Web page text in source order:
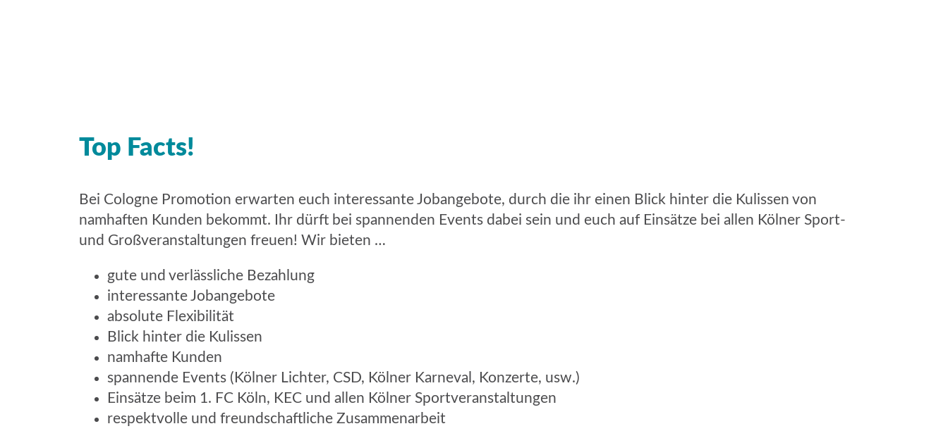
Top Facts!​
Bei Cologne Promotion erwarten euch interessante Jobangebote, durch die ihr einen Blick hinter die Kulissen von
namhaften Kunden bekommt. Ihr dürft bei spannenden Events dabei sein und euch auf Einsätze bei allen Kölner Sport-
und Großveranstaltungen freuen! Wir bieten …
gute und verlässliche Bezahlung
interessante Jobangebote
absolute Flexibilität
Blick hinter die Kulissen
namhafte Kunden
spannende Events (Kölner Lichter, CSD, Kölner Karneval, Konzerte, usw.)
Einsätze beim 1. FC Köln, KEC und allen Kölner Sportveranstaltungen
respektvolle und freundschaftliche Zusammenarbeit